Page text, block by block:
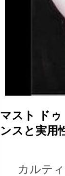
マスト ド
ンスと実用
カルテ